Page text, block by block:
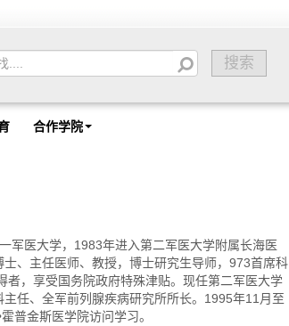
合作学院
医大学，1983年进入第二军医大学附属长海医
士、主任医师、教授，博士研究生导师，973首席科
者，享受国务院政府特殊津贴。现任第二军医大学
任、全军前列腺疾病研究所所长。1995年11月至
普金斯医学院访问学习。